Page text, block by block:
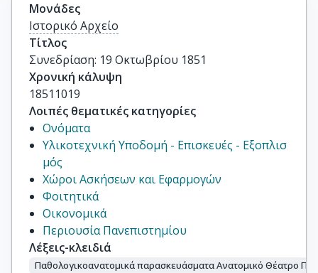
Μονάδες
Ιστορικό Αρχείο
Τίτλος
Συνεδρίαση: 19 Οκτωβρίου 1851
Χρονική κάλυψη
18511019
Λοιπές θεματικές κατηγορίες
Ονόματα
Υλικοτεχνική Υποδομή - Επισκευές - Εξοπλισ
μός
Χώροι Ασκήσεων και Εφαρμογών
Φοιτητικά
Οικονομικά
Περιουσία Πανεπιστημίου
Λέξεις-κλειδιά
Παθολογικοανατομικά παρασκευάσματα Ανατομικό Θέατρο